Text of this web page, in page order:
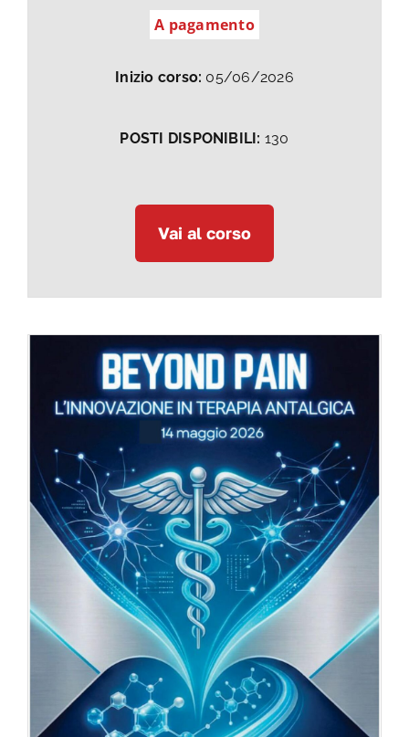
A pagamento
Inizio corso: 05/06/2026
POSTI DISPONIBILI: 130
Vai al corso